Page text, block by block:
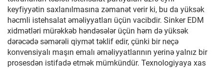
keyfiyyətin saxlanılmasına zəmanət verir ki, bu da yüksək
həcmli istehsalat əməliyyatları üçün vacibdir. Sinker EDM
xidmətləri mürəkkəb həndəsələr üçün həm də yüksək
dərəcədə səmərəli qiymət təklif edir, çünki bir neçə
konvensiyalı maşın emalı əməliyyatlarının yerinə yalnız bir
prosesdən istifadə etmək mümkündür. Texnologiyaya xas